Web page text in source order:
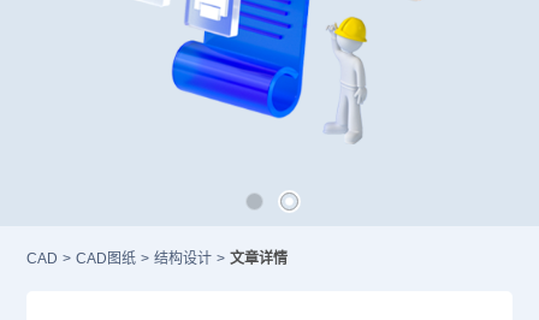
CAD > CAD图纸 > 结构设计 > 文章详情